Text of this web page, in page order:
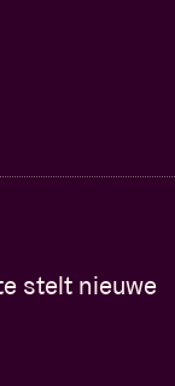
stelt nieuwe